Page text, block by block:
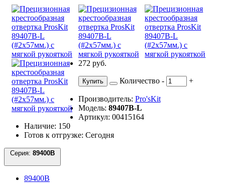
272 руб.
Купить Количество - +
Производитель: Pro'sKit
Модель: 89407B-L
Артикул: 00415164
Наличие: 150
Готов к отгрузке: Сегодня
Серия:
89400B